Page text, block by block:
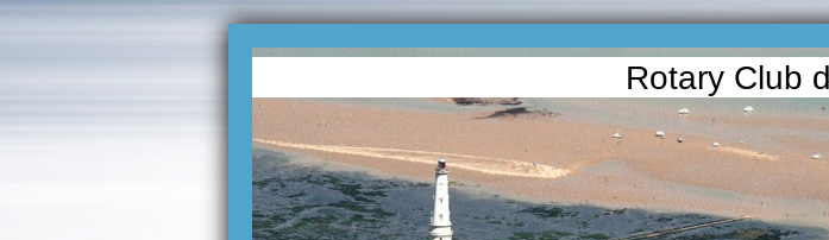
Rotary Club